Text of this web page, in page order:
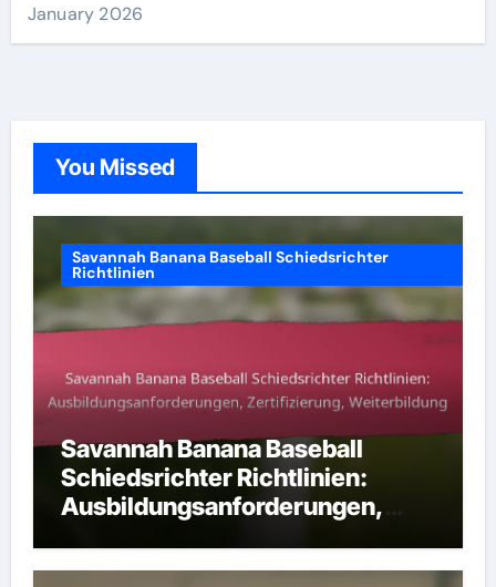
January 2026
You Missed
Savannah Banana Baseball Schiedsrichter
Richtlinien
Savannah Banana Baseball
Schiedsrichter Richtlinien:
Ausbildungsanforderungen,